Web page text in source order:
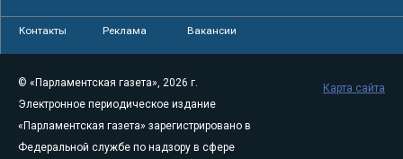
Контакты Реклама Вакансии
© «Парламентская газета», 2026 г.
Электронное периодическое издание
«Парламентская газета» зарегистрировано в
Федеральной службе по надзору в сфере
Карта сайта